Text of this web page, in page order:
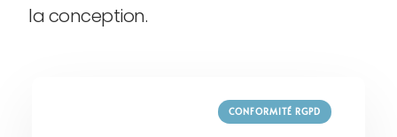
la conception.
CONFORMITÉ RGPD